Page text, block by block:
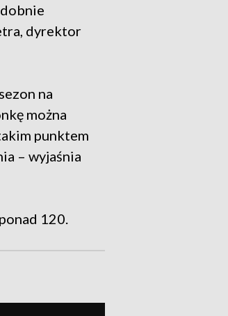
dyrektor
na
można
punktem
– wyjaśnia
120.